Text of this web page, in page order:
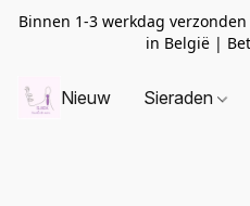
Binnen 1-3 werkdag
in België |
Nieuw Sieraden